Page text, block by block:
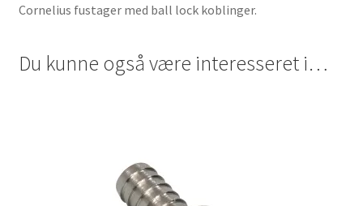
Cornelius fustager med ball lock koblinger.
Du kunne også være interesseret i…